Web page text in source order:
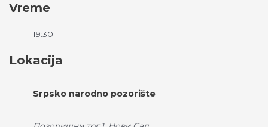
Vreme
19:30
Lokacija
Srpsko narodno pozorište